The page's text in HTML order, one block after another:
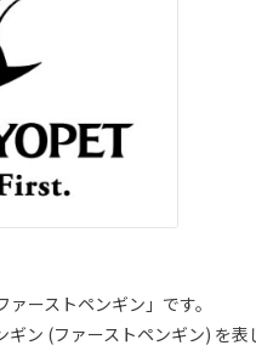
ーストペンギン」です。
ン (ファーストペンギン) を表